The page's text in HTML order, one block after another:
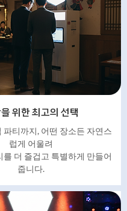
위한 최고의 선택
파티까지, 어떤 장소든 자연스
럽게 어울려
를 더 즐겁고 특별하게 만들어
줍니다.